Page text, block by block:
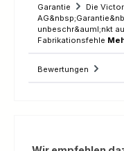
Garantie
Die
unbeschr&auml;nkt
Fabrikationsfehle
Bewertungen
Produktgalerie